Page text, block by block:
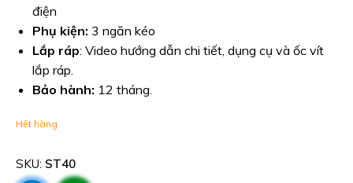
điện
Phụ kiện: 3 ngăn kéo
Lắp ráp: Video hướng dẫn chi tiết, dụng cụ và ốc vít
lắp ráp.
Bảo hành: 12 tháng.
Hết hàng
SKU: ST40